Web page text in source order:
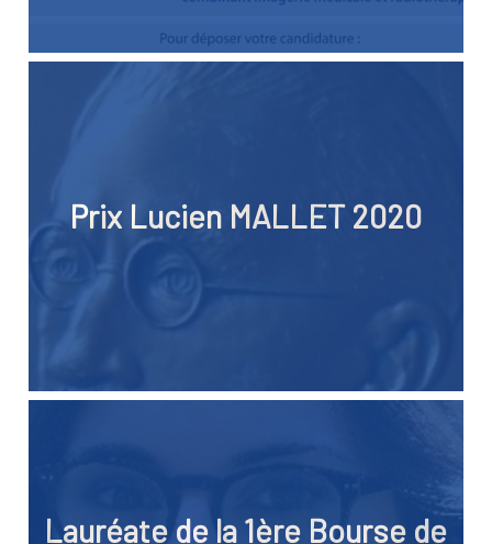
Prix Lucien MALLET 2020
Lauréate de la 1ère Bourse de